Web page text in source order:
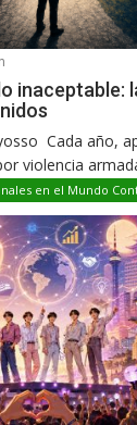
inaceptable:
Cada año,
violencia
en el Mundo